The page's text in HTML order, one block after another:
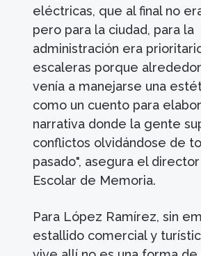
eléctricas, que al final no
pero para la ciudad, para la
administración era
escaleras porque
venía a manejarse una
como un cuento para
narrativa donde la gente
conflictos olvidándose de
pasado", asegura el
Escolar de Memoria.
Para López Ramírez, sin
estallido comercial y